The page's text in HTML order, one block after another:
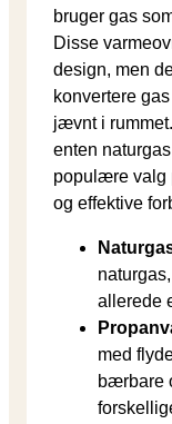
bruger gas
Disse
design, men
konvertere
jævnt i
enten
populære valg
og effektive
allerede
med
bærbare